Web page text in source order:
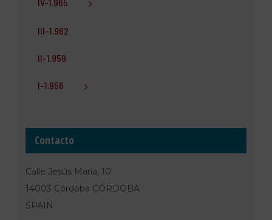
III-1.962
II-1.959
I-1.956
Contacto
Calle Jesús María, 10
14003 Córdoba CÓRDOBA
SPAIN